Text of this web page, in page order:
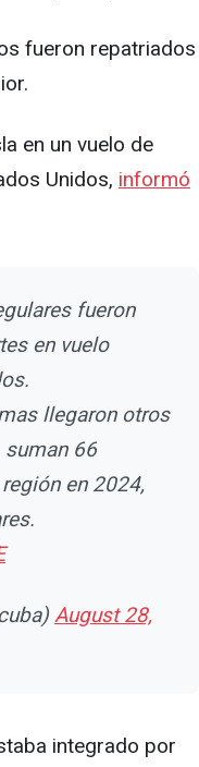
fueron repatriados
en un vuelo de
Unidos, informó
fueron
en vuelo
llegaron otros
suman 66
en 2024,
August 28,
integrado por